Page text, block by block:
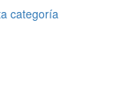
categoría